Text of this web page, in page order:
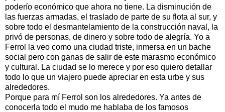
poderío económico que ahora no tiene. La disminución de
las fuerzas armadas, el traslado de parte de su flota al sur, y
sobre todo el desmantelamiento de la construcción naval, la
privó de personas, de dinero y sobre todo de alegría. Yo a
Ferrol la veo como una ciudad triste, inmersa en un bache
social pero con ganas de salir de este marasmo económico
y cultural. La ciudad se lo merece y por eso quiero detallar
todo lo que un viajero puede apreciar en esta urbe y sus
alrededores.
Porque para mí Ferrol son los alrededores. Ya antes de
conocerla todo el mudo me hablaba de los famosos